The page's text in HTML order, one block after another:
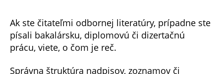
Ak ste čitateľmi odbornej literatúry, prípadne ste
písali bakalársku, diplomovú či dizertačnú
prácu, viete, o čom je reč.
Správna štruktúra nadpisov, zoznamov či